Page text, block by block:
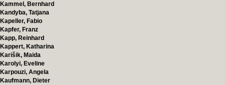
Kammel, Bernhard
Kandyba, Tatjana
Kapeller, Fabio
Kapfer, Franz
Kapp, Reinhard
Kappert, Katharina
Karišik, Maida
Karolyi, Eveline
Karpouzi, Angela
Kaufmann, Dieter